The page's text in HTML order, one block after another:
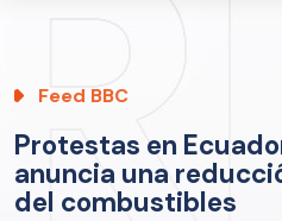
Feed BBC
Protestas en
anuncia una
del combustibles